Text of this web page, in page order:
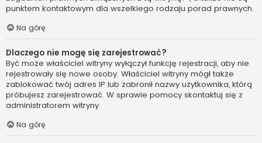
punktem kontaktowym dla wszelkiego rodzaju porad prawnych.
Na górę
Dlaczego nie mogę się zarejestrować?
Być może właściciel witryny wyłączył funkcję rejestracji, aby nie
rejestrowały się nowe osoby. Właściciel witryny mógł także
zablokować twój adres IP lub zabronił nazwy użytkownika, którą
próbujesz zarejestrować. W sprawie pomocy skontaktuj się z
administratorem witryny.
Na górę